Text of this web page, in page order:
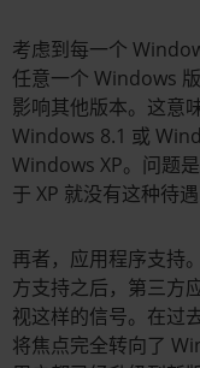
考虑到每一个
任意一个 Windows
影响其他版本。这意
Windows 8.1 或
Windows XP。问题
于 XP 就没有这种待
再者，应用程序支持
方支持之后，第三方
视这样的信号。在过
将焦点完全转向了